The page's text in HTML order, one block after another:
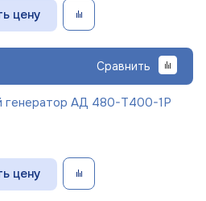
цену
Сравнить
генератор АД 480-Т400-1Р
цену